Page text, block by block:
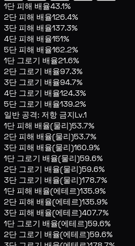
1단 피해 배율43.1%
2단 피해 배율126.4%
3단 피해 배율137.3%
4단 피해 배율151%
5단 피해 배율162.2%
1단 그로기 배율21.6%
2단 그로기 배율97.3%
3단 그로기 배율94.7%
4단 그로기 배율124.3%
5단 그로기 배율139.2%
일반 공격: 저항 금지Lv.1
1단 피해 배율(물리)53.7%
2단 피해 배율(물리)53.7%
3단 피해 배율(물리)160.9%
1단 그로기 배율(물리)59.6%
2단 그로기 배율(물리)59.6%
3단 그로기 배율(물리)178.7%
1단 피해 배율(에테르)135.9%
2단 피해 배율(에테르)135.9%
3단 피해 배율(에테르)407.7%
1단 그로기 배율(에테르)59.6%
2단 그로기 배율(에테르)59.6%